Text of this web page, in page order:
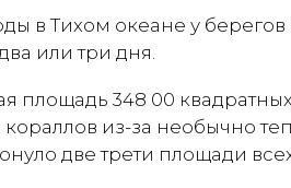
в Тихом океане у
или три дня.
площадь 348 00
из-за необычно
две трети площади